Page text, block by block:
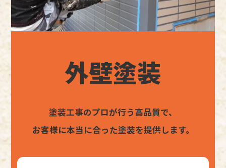
外壁塗装
塗装工事のプロが行う高品質で、
お客様に本当に合った塗装を提供します。